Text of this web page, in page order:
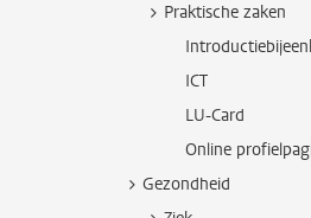
Praktische zaken
ICT
LU-Card
Online
Gezondheid